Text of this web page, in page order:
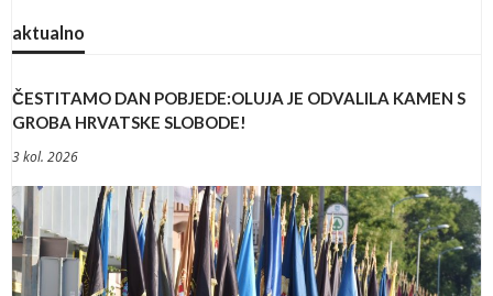
aktualno
ČESTITAMO DAN POBJEDE:OLUJA JE ODVALILA KAMEN S
GROBA HRVATSKE SLOBODE!
3 kol. 2026